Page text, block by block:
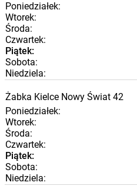
Poniedziałek:
Wtorek:
Środa:
Czwartek:
Piątek:
Sobota:
Niedziela:
Żabka Kielce Nowy Świat 42
Poniedziałek:
Wtorek:
Środa:
Czwartek:
Piątek:
Sobota:
Niedziela: